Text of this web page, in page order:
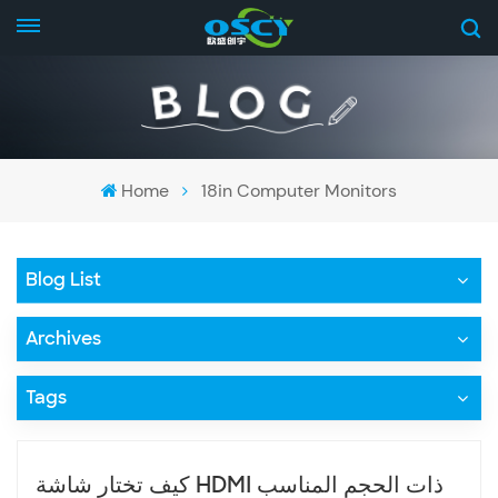
Home 18in Computer Monitors
Blog List
Archives
Tags
كيف تختار شاشة HDMI ذات الحجم المناسب